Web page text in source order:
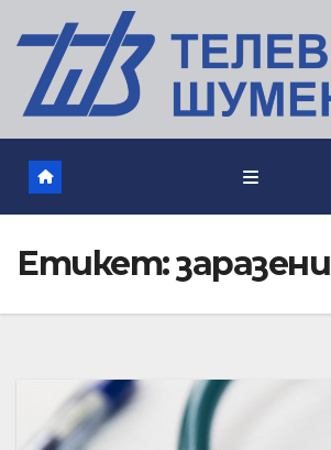
Етикет:заразени